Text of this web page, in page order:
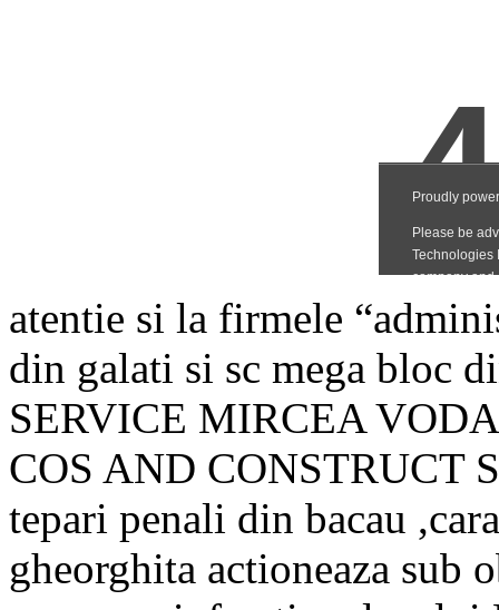
atentie si la firmele
din galati si sc mega bloc
SERVICE MIRCEA
COS AND CONSTRUCT
tepari penali din bacau
gheorghita actioneaza sub